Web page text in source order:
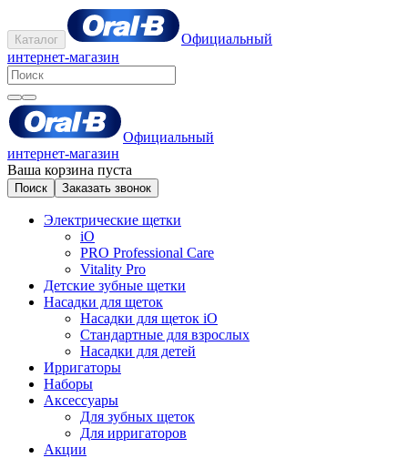
Каталог
Официальный
интернет-магазин
Официальный
интернет-магазин
Ваша корзина пуста
Поиск Заказать звонок
Электрические щетки
iO
PRO Professional Care
Vitality Pro
Детские зубные щетки
Насадки для щеток
Насадки для щеток iO
Стандартные для взрослых
Насадки для детей
Ирригаторы
Наборы
Аксессуары
Для зубных щеток
Для ирригаторов
Акции